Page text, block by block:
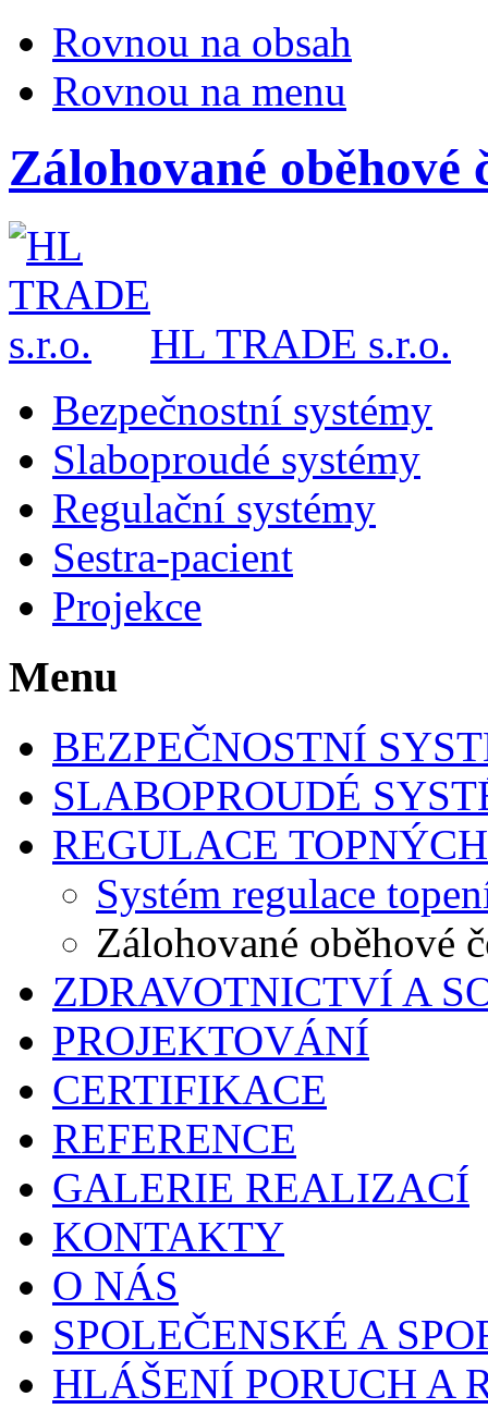
Rovnou na obsah
Rovnou na menu
Zálohované oběhové
HL TRADE s.r.o.
Bezpečnostní systémy
Slaboproudé systémy
Regulační systémy
Sestra-pacient
Projekce
Menu
BEZPEČNOSTNÍ
SLABOPROUDÉ
REGULACE
Systém regulace
Zálohované oběhové
ZDRAVOTNICTVÍ A
PROJEKTOVÁNÍ
CERTIFIKACE
REFERENCE
GALERIE REALIZACÍ
KONTAKTY
O NÁS
SPOLEČENSKÉ A
HLÁŠENÍ PORUCH A